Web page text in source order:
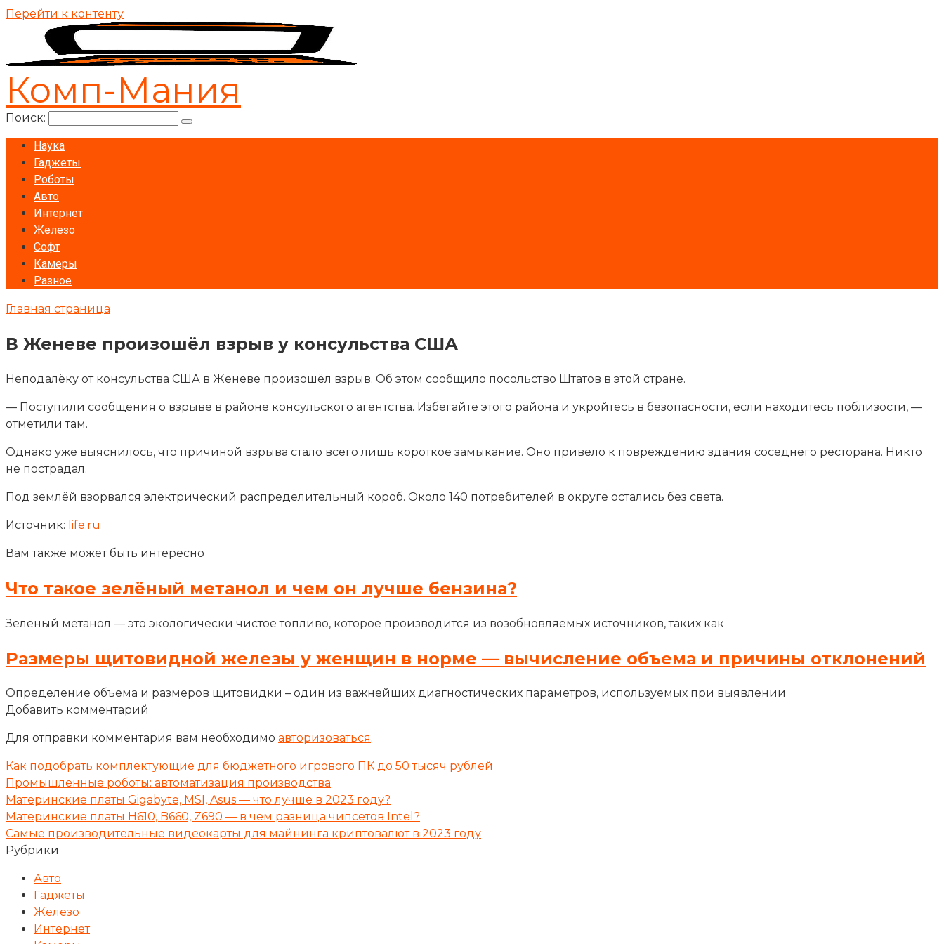
Перейти к контенту
Комп-Мания
Поиск:
Наука
Гаджеты
Роботы
Авто
Интернет
Железо
Софт
Камеры
Разное
Главная страница
В Женеве произошёл взрыв у консульства США
Неподалёку от консульства США в Женеве произошёл взрыв. Об этом сообщило посольство Штатов в этой стране.
— Поступили сообщения о взрыве в районе консульского агентства. Избегайте этого района и укройтесь в безопасности, если находитесь поблизости, —
отметили там.
Однако уже выяснилось, что причиной взрыва стало всего лишь короткое замыкание. Оно привело к повреждению здания соседнего ресторана. Никто
не пострадал.
Под землёй взорвался электрический распределительный короб. Около 140 потребителей в округе остались без света.
Источник: life.ru
Вам также может быть интересно
Что такое зелёный метанол и чем он лучше бензина?
Зелёный метанол — это экологически чистое топливо, которое производится из возобновляемых источников, таких как
Размеры щитовидной железы у женщин в норме — вычисление объема и причины отклонений
Определение объема и размеров щитовидки – один из важнейших диагностических параметров, используемых при выявлении
Добавить комментарий
Для отправки комментария вам необходимо авторизоваться.
Как подобрать комплектующие для бюджетного игрового ПК до 50 тысяч рублей
Промышленные роботы: автоматизация производства
Материнские платы Gigabyte, MSI, Asus — что лучше в 2023 году?
Материнские платы H610, B660, Z690 — в чем разница чипсетов Intel?
Самые производительные видеокарты для майнинга криптовалют в 2023 году
Рубрики
Авто
Гаджеты
Железо
Интернет